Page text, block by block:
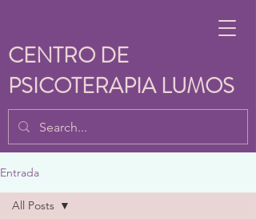
CENTRO DE
PSICOTERAPIA LUMOS
Entrada
All Posts